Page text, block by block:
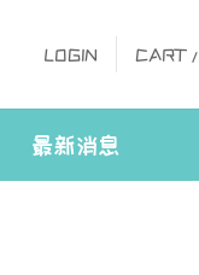
LOGIN CART /
最新消息